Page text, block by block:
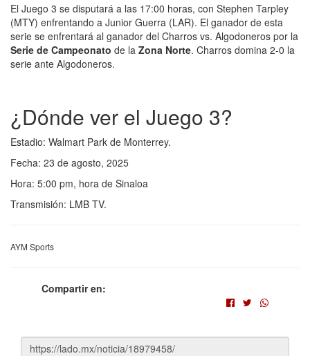
El Juego 3 se disputará a las 17:00 horas, con Stephen Tarpley
(MTY) enfrentando a Junior Guerra (LAR). El ganador de esta
serie se enfrentará al ganador del Charros vs. Algodoneros por la
Serie de Campeonato de la Zona Norte. Charros domina 2-0 la
serie ante Algodoneros.
¿Dónde ver el Juego 3?
Estadio: Walmart Park de Monterrey.
Fecha: 23 de agosto, 2025
Hora: 5:00 pm, hora de Sinaloa
Transmisión: LMB TV.
AYM Sports
Compartir en: